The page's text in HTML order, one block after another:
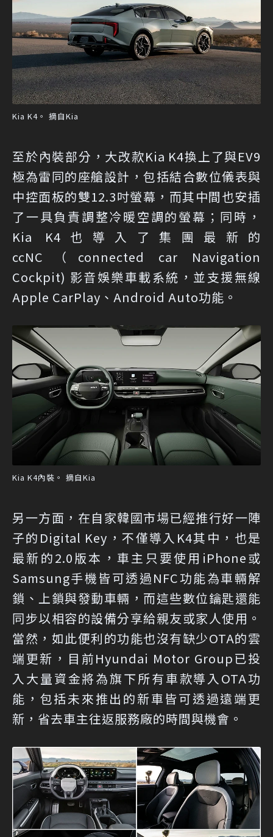
Kia K4。 摘自Kia
至於內裝部分，大改款Kia K4換上了與EV9
極為雷同的座艙設計，包括結合數位儀表與
中控面板的雙12.3吋螢幕，而其中間也安插
了一具負責調整冷暖空調的螢幕；同時，
Kia K4也導入了集團最新的
ccNC（connected car Navigation
Cockpit) 影音娛樂車載系統，並支援無線
Apple CarPlay、Android Auto功能。
Kia K4內裝。 摘自Kia
另一方面，在自家韓國市場已經推行好一陣
子的Digital Key，不僅導入K4其中，也是
最新的2.0版本，車主只要使用iPhone或
Samsung手機皆可透過NFC功能為車輛解
鎖、上鎖與發動車輛，而這些數位鑰匙還能
同步以相容的設備分享給親友或家人使用。
當然，如此便利的功能也沒有缺少OTA的雲
端更新，目前Hyundai Motor Group已投
入大量資金將為旗下所有車款導入OTA功
能，包括未來推出的新車皆可透過遠端更
新，省去車主往返服務廠的時間與機會。